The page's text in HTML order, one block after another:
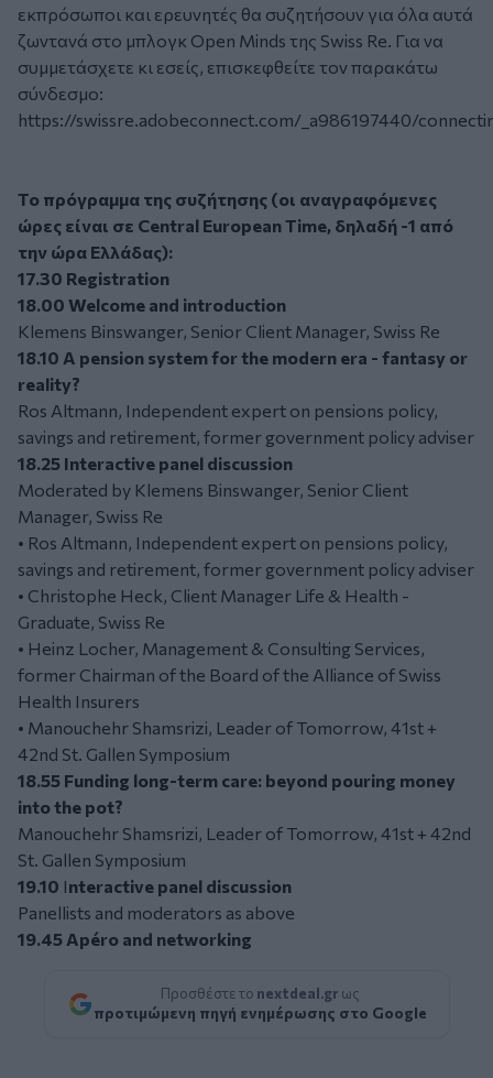
εκπρόσωποι και ερευνητές θα συζητήσουν για όλα αυτά
ζωντανά στο μπλογκ Open Minds της Swiss Re. Για να
συμμετάσχετε κι εσείς, επισκεφθείτε τον παρακάτω
σύνδεσμο:
https://swissre.adobeconnect.com/_a986197440/
Το πρόγραμμα της συζήτησης (οι αναγραφόμενες
ώρες είναι σε Central European Time, δηλαδή -1 από
την ώρα Ελλάδας):
17.30 Registration
18.00 Welcome and introduction
Klemens Binswanger, Senior Client Manager, Swiss Re
18.10 A pension system for the modern era - fantasy or
reality?
Ros Altmann, Independent expert on pensions policy,
savings and retirement, former government policy adviser
18.25 Interactive panel discussion
Moderated by Klemens Binswanger, Senior Client
Manager, Swiss Re
• Ros Altmann, Independent expert on pensions policy,
savings and retirement, former government policy adviser
• Christophe Heck, Client Manager Life & Health -
Graduate, Swiss Re
• Heinz Locher, Management & Consulting Services,
former Chairman of the Board of the Alliance of Swiss
Health Insurers
• Manouchehr Shamsrizi, Leader of Tomorrow, 41st +
42nd St. Gallen Symposium
18.55 Funding long-term care: beyond pouring money
into the pot?
Manouchehr Shamsrizi, Leader of Tomorrow, 41st + 42nd
St. Gallen Symposium
19.10 Interactive panel discussion
Panellists and moderators as above
19.45 Apéro and networking
Προσθέστε το nextdeal.gr ως
προτιμώμενη πηγή ενημέρωσης στο Google